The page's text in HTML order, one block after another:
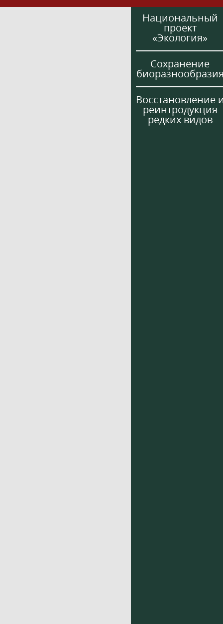
Национальный
проект
«Экология»
Сохранение
Восстановление
реинтродукция
редких видов